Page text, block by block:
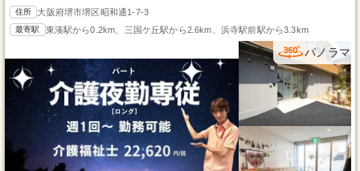
住所 大阪府堺市堺区昭和通1-7-3
最寄駅 東湊駅から0.2km、三国ケ丘駅から2.6km、浜寺駅前駅から3.3km
パノラマ